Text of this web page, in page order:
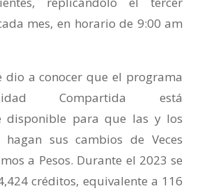
mes, en horario de 9:00 am
dio a conocer que el programa
Compartida está
disponible para que las y los
hagan sus cambios de Veces
a Pesos. Durante el 2023 se
créditos, equivalente a 116